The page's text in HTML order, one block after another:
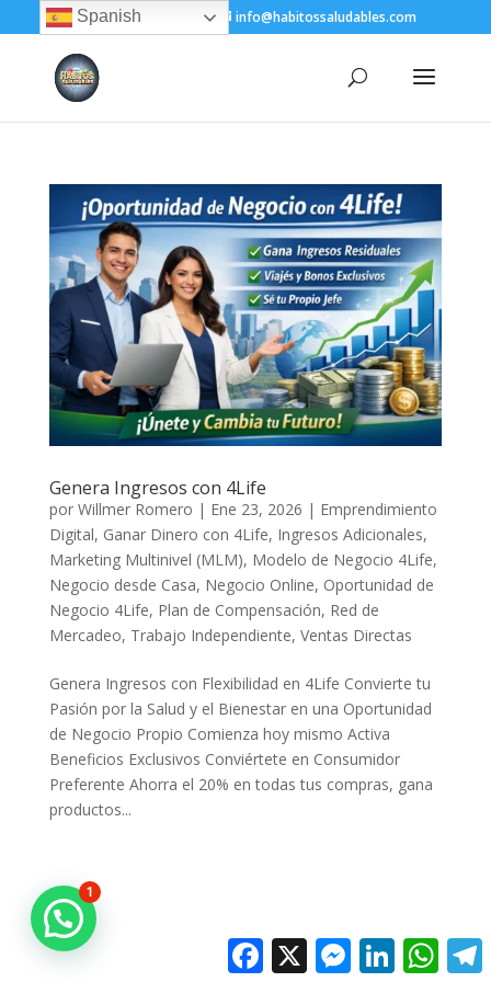
+(505) 8200-1450 info@habitossaludables.com
Genera Ingresos con 4Life
por Willmer Romero | Ene 23, 2026 | Emprendimiento
Digital, Ganar Dinero con 4Life, Ingresos Adicionales,
Marketing Multinivel (MLM), Modelo de Negocio 4Life,
Negocio desde Casa, Negocio Online, Oportunidad de
Negocio 4Life, Plan de Compensación, Red de
Mercadeo, Trabajo Independiente, Ventas Directas
Genera Ingresos con Flexibilidad en 4Life Convierte tu
Pasión por la Salud y el Bienestar en una Oportunidad
de Negocio Propio Comienza hoy mismo Activa
Beneficios Exclusivos Conviértete en Consumidor
Preferente Ahorra el 20% en todas tus compras, gana
productos...
Facebook Messenger
LinkedIn
Spanish
1